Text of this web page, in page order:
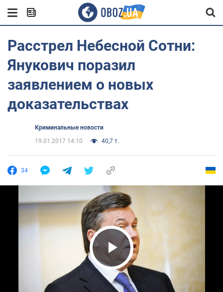
Расстрел Небесной Сотни:
Янукович поразил
заявлением о новых
доказательствах
Криминальные новости
19.01.2017 14:10
40,7 т.
34
Play Video